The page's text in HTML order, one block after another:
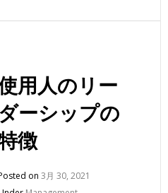
用人のリー
ダーシップの
徴
on3月 30, 2021